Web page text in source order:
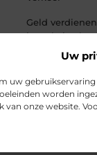
Uw
uw
worden
van onze website.
Geld
je website:
alles uit jouw
online platform